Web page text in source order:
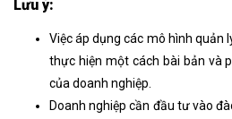
Lưu ý:
Việc áp dụng các mô hình quản
thực hiện một cách bài bản và
của doanh nghiệp.
Doanh nghiệp cần đầu tư vào